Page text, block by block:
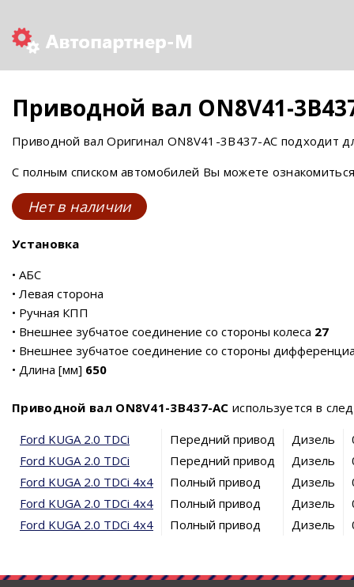
Приводной вал ON8V41-
Приводной вал Оригинал ON8V41-3B437-AC подходит
С полным списком автомобилей Вы можете
Нет в наличии
Установка
• АБС
• Левая сторона
• Ручная КПП
• Внешнее зубчатое соединение со стороны колеса 27
• Внешнее зубчатое соединение со стороны
• Длина [мм] 650
Приводной вал ON8V41-3B437-AC используется в
Ford KUGA 2.0 TDCi
Передний привод Дизель
Ford KUGA 2.0 TDCi
Передний привод Дизель
Ford KUGA 2.0 TDCi 4x4
Полный привод Дизель
Ford KUGA 2.0 TDCi 4x4
Полный привод Дизель
Ford KUGA 2.0 TDCi 4x4
Полный привод Дизель